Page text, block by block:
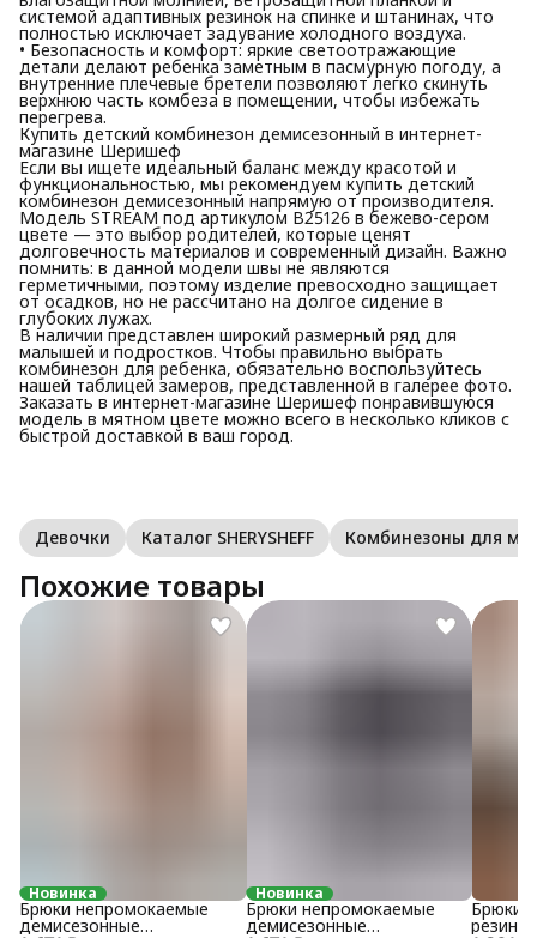
системой адаптивных резинок на спинке и штанинах, что
полностью исключает задувание холодного воздуха.
• Безопасность и комфорт: яркие светоотражающие
детали делают ребенка заметным в пасмурную погоду, а
внутренние плечевые бретели позволяют легко скинуть
верхнюю часть комбеза в помещении, чтобы избежать
перегрева.
Купить детский комбинезон демисезонный в интернет-
магазине Шеришеф
Если вы ищете идеальный баланс между красотой и
функциональностью, мы рекомендуем купить детский
комбинезон демисезонный напрямую от производителя.
Модель STREAM под артикулом В25126 в бежево-сером
цвете — это выбор родителей, которые ценят
долговечность материалов и современный дизайн. Важно
помнить: в данной модели швы не являются
герметичными, поэтому изделие превосходно защищает
от осадков, но не рассчитано на долгое сидение в
глубоких лужах.
В наличии представлен широкий размерный ряд для
малышей и подростков. Чтобы правильно выбрать
комбинезон для ребенка, обязательно воспользуйтесь
нашей таблицей замеров, представленной в галерее фото.
Заказать в интернет-магазине Шеришеф понравившуюся
модель в мятном цвете можно всего в несколько кликов с
быстрой доставкой в ваш город.
Девочки Каталог SHERYSHEFF Комбинезоны для
Похожие товары
Новинка
Брюки непромокаемые
демисезонные
Новинка
Брюки непромокаемые
демисезонные
Брюки
резинке